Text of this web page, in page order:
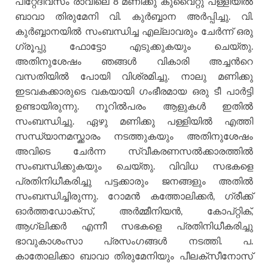
ബാവാ തിരുമേനി വി. കുര്‍ബ്ബാന അര്‍പ്പിച്ചു. വി.
കുര്‍ബ്ബാനയില്‍ സംബന്ധിച്ച എല്ലാവരും ചേര്‍ന്ന് ഒരു
ഗ്രൂപ്പു ഫോട്ടോ എടുക്കുകയും ചെയ്തു.
അതിനുശേഷം ഞങ്ങള്‍ വികാരി അച്ചന്‍റെ
വസതിയില്‍ പോയി വിശ്രമിച്ചു. നാലു മണിക്കു
ഇടവകക്കാരുടെ വകയായി ഗംഭീരമായ ഒരു ടീ പാര്‍ട്ടി
ഉണ്ടായിരുന്നു. നൂറില്‍പരം ആളുകള്‍ ഇതില്‍
സംബന്ധിച്ചു. ഏഴു മണിക്കു പള്ളിയില്‍ എത്തി
സന്ധ്യാനമസ്ക്കാരം നടത്തുകയും അതിനുശേഷം
അവിടെ ചേര്‍ന്ന സ്വീകരണസല്‍ക്കാരത്തില്‍
സംബന്ധിക്കുകയും ചെയ്തു. വിവിധ സഭകളെ
പ്രതിനിധീകരിച്ചു പട്ടക്കാരും ജനങ്ങളും അതില്‍
സംബന്ധിച്ചിരുന്നു. റോമന്‍ കത്തോലിക്കര്‍, ഗ്രീക്ക്
ഓര്‍ത്തഡോക്സ്, അര്‍മ്മീനിയന്‍, കോപ്റ്റിക്,
ആഗ്ലിക്കര്‍ എന്നീ സഭകളെ പ്രതിനിധീകരിച്ചു
ഭാവുകാശംസാ പ്രസംഗങ്ങള്‍ നടത്തി. പ.
കാതോലിക്കാ ബാവാ തിരുമേനിയും പീലക്സീനോസ്